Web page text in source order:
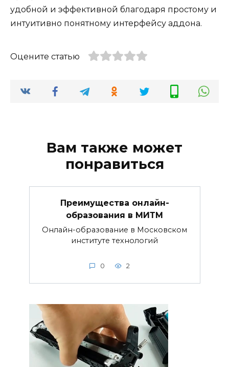
удобной и эффективной благодаря простому и
интуитивно понятному интерфейсу аддона.
Оцените статью
Вам также может
понравиться
Преимущества онлайн-
образования в МИТМ
Онлайн-образование в Московском
институте технологий
0 2